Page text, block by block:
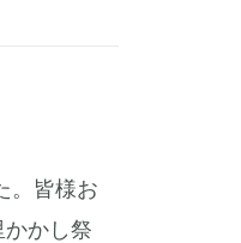
。皆様お
かし祭